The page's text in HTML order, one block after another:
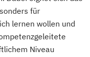
für
lernen wollen und
Niveau